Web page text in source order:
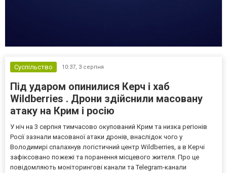
Суспільство 10:37, 3 серпня
Під ударом опинилися Керч і хаб
Wildberries . Дрони здійснили масовану
атаку на Крим і росію
У ніч на 3 серпня тимчасово окупований Крим та низка регіонів
Росії зазнали масованої атаки дронів, внаслідок чого у
Володимирі спалахнув логістичний центр Wildberries, а в Керчі
зафіксовано пожежі та поранення місцевого жителя. Про це
повідомляють моніторингові канали та Telegram-канали